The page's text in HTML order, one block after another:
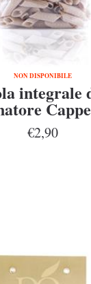
NON DISPONIBILE
€2,90